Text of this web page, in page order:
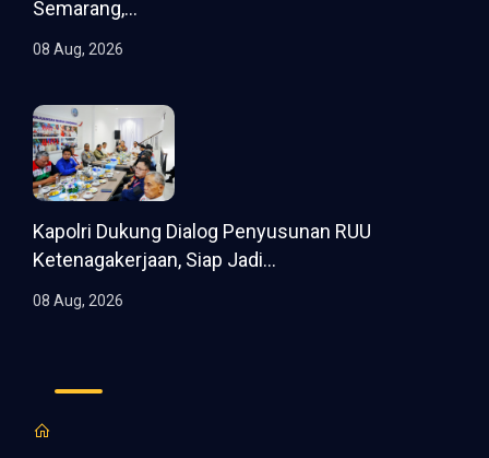
Semarang,...
08 Aug, 2026
Kapolri Dukung Dialog Penyusunan RUU
Ketenagakerjaan, Siap Jadi...
08 Aug, 2026